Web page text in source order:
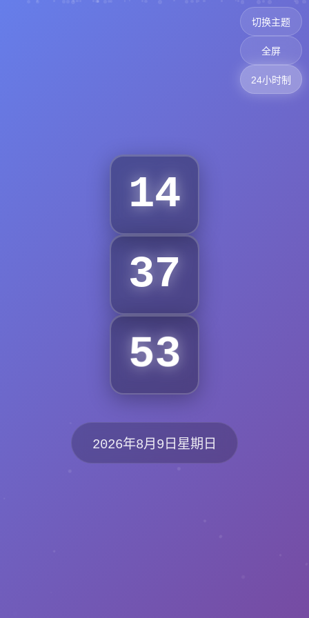
切换主题
全屏
24小时制
14
37
53
2026年8月9日星期日